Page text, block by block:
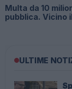
Multa da 10
pubblica. Vicino
ULTIME